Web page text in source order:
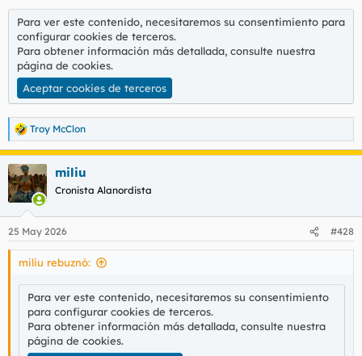
Para ver este contenido, necesitaremos su consentimiento para
configurar cookies de terceros.
Para obtener información más detallada, consulte nuestra
página de cookies.
Aceptar cookies de terceros
R
e
a
c
c
i
e
s
Troy McClon
miliu
Cronista Alanordista
25 May 2026 #428
miliu rebuznó:
Para ver este contenido, necesitaremos su consentimiento
para configurar cookies de terceros.
Para obtener información más detallada, consulte nuestra
página de cookies.